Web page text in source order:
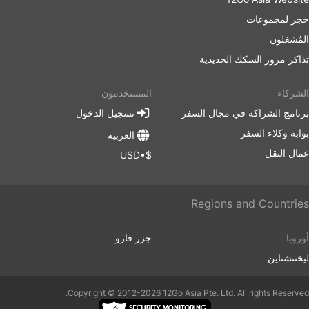
تكاليف أعلى حيث قد يتم تضخيم الأسعار. قم أيضًا بحساب
الوقت الإضافي إذا كنت تسافر خلال ساعات الذروة، خاصة
إذا لم تكن على دراية بحالة المرور عند نقطة البداية.
ربما تكون الحافلات هي وسيلة النقل التي ينفد جدولها في
كثير من الأحيان أكثر من القطارات أو الطائرات. إنها تعتمد
متوقعة - الحوادث، أعمال تشييد الطرق، التحويلات، إلخ.
هذا ينطبق بشكل خاص على الرحلات خلال عطلات نهاية
الأسبوع، أو موسم الذروة، أو الأعياد الوطنية. ضع ذلك في
اعتبارك ولا تخطط لاتصالات ضيقة.
السفر على طرق معينة أو خلال الفترات الأكثر شيوعًا قد
الحافلة التالية - فقد يتم بيع جميع التذاكر، لذا نظم رحلتك
حجز لمجموعات
المُشغلون
تذاكر مرور السكك الحديدية
الشركاء
برنامج الشراكة في مجال السفر
بوابة وكلاء السفر
عمال النقل
المستخدمون
تسجيل الدخول
العربية
$•USD
Regions and Countries
أوروبا
ليختنشتاين
جزر فارو
Copyright © 2012-2026 12Go Asia Pte. Ltd. All rights Reserved.